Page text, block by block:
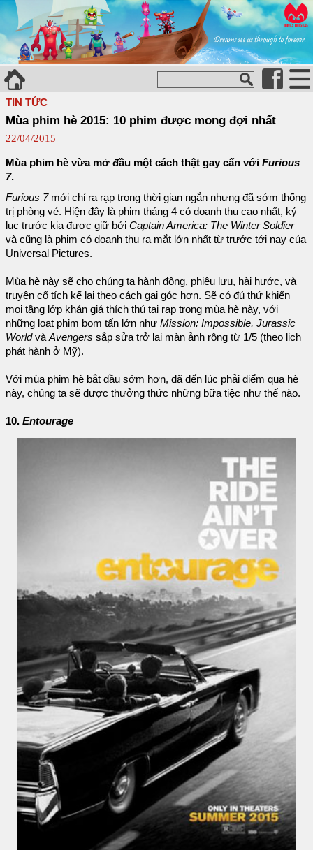
TIN TỨC
Mùa phim hè 2015: 10 phim được mong đợi nhất
22/04/2015
Mùa phim hè vừa mở đầu một cách thật gay cấn với Furious
7.
Furious 7mới chỉ ra rạp trong thời gian ngắn nhưng đã sớm thống
trị phòng vé. Hiện đây là phim tháng 4 có doanh thu cao nhất, kỷ
lục trước kia được giữ bởi Captain America: The Winter Soldier
và cũng là phim có doanh thu ra mắt lớn nhất từ trước tới nay của
Universal Pictures.
Mùa hè này sẽ cho chúng ta hành động, phiêu lưu, hài hước, và
truyện cổ tích kể lại theo cách gai góc hơn. Sẽ có đủ thứ khiến
mọi tầng lớp khán giả thích thú tại rạp trong mùa hè này, với
những loạt phim bom tấn lớn như Mission: Impossible, Jurassic
Worldvà Avengers sắp sửa trở lại màn ảnh rộng từ 1/5 (theo lịch
phát hành ở Mỹ).
Với mùa phim hè bắt đầu sớm hơn, đã đến lúc phải điểm qua hè
này, chúng ta sẽ được thưởng thức những bữa tiệc như thế nào.
10. Entourage